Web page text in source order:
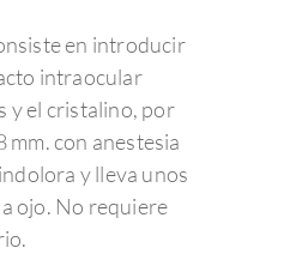
en introducir
intraocular
y el cristalino, por
mm. con anestesia
y lleva unos
ojo. No requiere